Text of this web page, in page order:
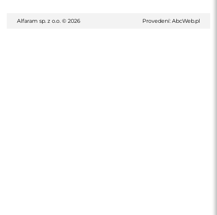
Alfaram sp. z o.o. © 2026 Provedení: AbcWeb.pl